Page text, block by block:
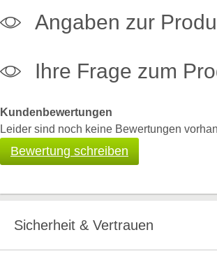
Angaben zur
Ihre Frage zum
Kundenbewertungen
Leider sind noch keine Bewertungen
Bewertung schreiben
Sicherheit & Vertrauen